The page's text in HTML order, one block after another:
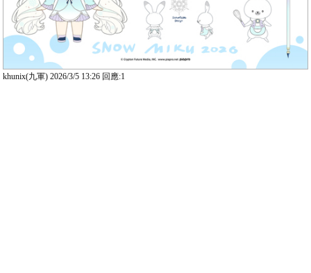
khunix(九軍) 2026/3/5 13:26 回應:1